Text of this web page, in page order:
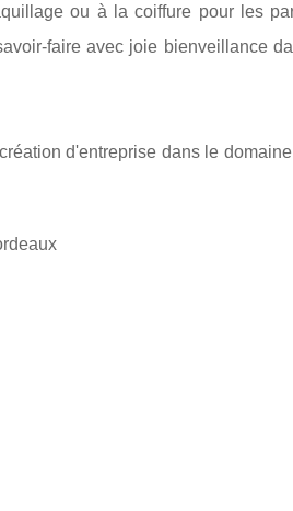
ou à la coiffure pour les
faire avec joie bienveillance
d'entreprise dans le